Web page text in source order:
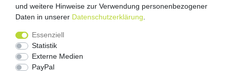
Barrierefreiheitserklärung
und weitere Hinweise zur Verwendung personenbezogener
Daten in unserer Daten­schutz­erklärung
Essenziell
Statistik
Externe Medien
PayPal